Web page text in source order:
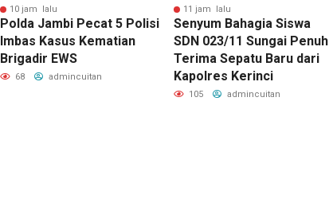
10 jam lalu
Polda Jambi Pecat 5 Polisi
Imbas Kasus Kematian
Brigadir EWS
68 admincuitan
11 jam lalu
Senyum Bahagia Siswa
SDN 023/11 Sungai Penuh
Terima Sepatu Baru dari
Kapolres Kerinci
105 admincuitan